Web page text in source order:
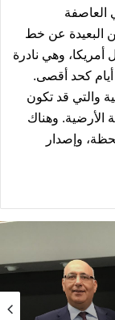
العاصفة
البعيدة عن خط
أمريكا، وهي نادرة
أيام كحد أقصى.
والتي قد تكون
الأرضية. وهناك
وإصدار